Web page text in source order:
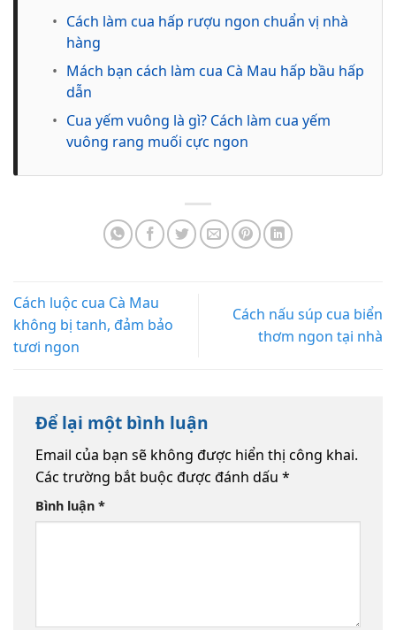
• Cách làm cua hấp rượu ngon chuẩn vị nhà
hàng
• Mách bạn cách làm cua Cà Mau hấp bầu hấp
dẫn
• Cua yếm vuông là gì? Cách làm cua yếm
vuông rang muối cực ngon
Cách luộc cua Cà Mau
không bị tanh, đảm bảo
tươi ngon
Cách nấu súp cua biển
thơm ngon tại nhà
Để lại một bình luận
Email của bạn sẽ không được hiển thị công khai.
Các trường bắt buộc được đánh dấu *
Bình luận *